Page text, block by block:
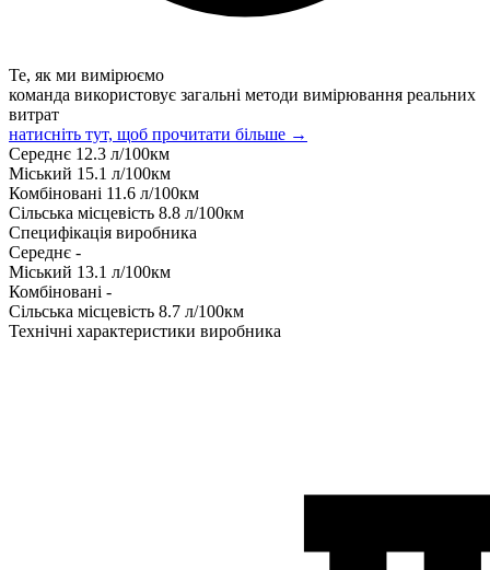
Те, як ми вимірюємо
команда використовує загальні методи вимірювання реальних
витрат
натисніть тут, щоб прочитати більше →
Середнє 12.3 л/100км
Міський 15.1 л/100км
Комбіновані 11.6 л/100км
Сільська місцевість 8.8 л/100км
Специфікація виробника
Середнє -
Міський 13.1 л/100км
Комбіновані -
Сільська місцевість 8.7 л/100км
Технічні характеристики виробника